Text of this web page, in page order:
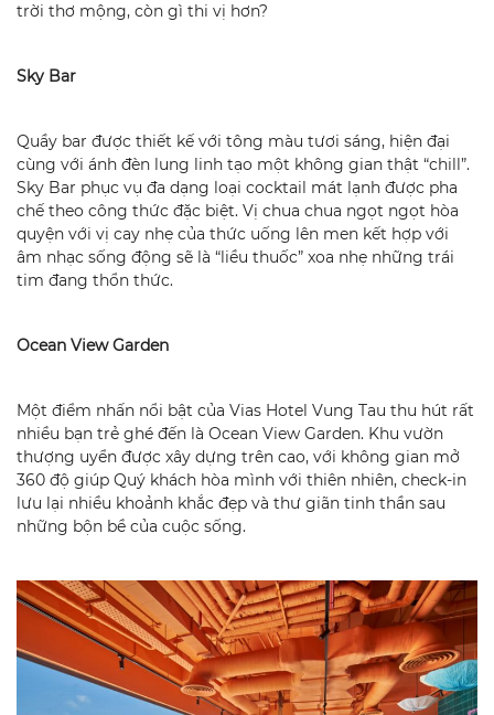
trời thơ mộng, còn gì thi vị hơn?
Sky Bar
Quầy bar được thiết kế với tông màu tươi sáng, hiện đại
cùng với ánh đèn lung linh tạo một không gian thật “chill”.
Sky Bar phục vụ đa dạng loại cocktail mát lạnh được pha
chế theo công thức đặc biệt. Vị chua chua ngọt ngọt hòa
quyện với vị cay nhẹ của thức uống lên men kết hợp với
âm nhạc sống động sẽ là “liều thuốc” xoa nhẹ những trái
tim đang thổn thức.
Ocean View Garden
Một điểm nhấn nổi bật của Vias Hotel Vung Tau thu hút rất
nhiều bạn trẻ ghé đến là Ocean View Garden. Khu vườn
thượng uyển được xây dựng trên cao, với không gian mở
360 độ giúp Quý khách hòa mình với thiên nhiên, check-in
lưu lại nhiều khoảnh khắc đẹp và thư giãn tinh thần sau
những bộn bề của cuộc sống.